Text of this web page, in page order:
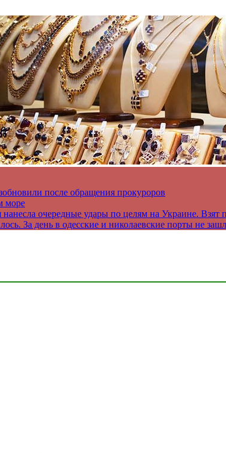
после обращения прокуроров
море
очередные удары по целям на Украине.
За день в одесские и николаевские порты не